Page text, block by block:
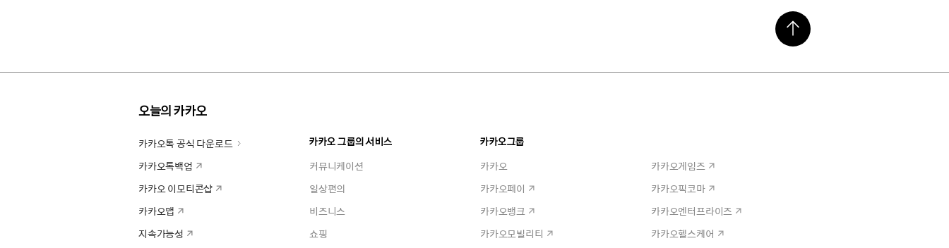
오늘의 카카오
카카오톡 공식 다운로드
카카오톡백업
카카오 이모티콘샵
카카오맵
지속가능성
카카오 그룹의 서비스
커뮤니케이션
일상편의
비즈니스
쇼핑
카카오그룹
카카오
카카오페이
카카오뱅크
카카오모빌리티
카카오게임즈
카카오픽코마
카카오엔터프라이즈
카카오헬스케어